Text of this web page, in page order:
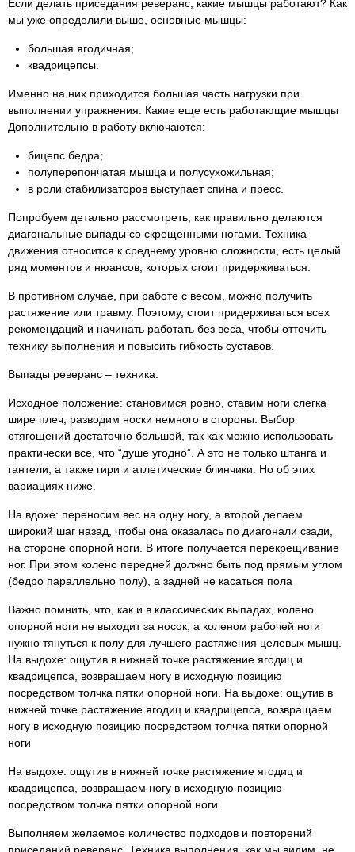
Если делать приседания реверанс, какие мышцы работают? Как
мы уже определили выше, основные мышцы:
большая ягодичная;
квадрицепсы.
Именно на них приходится большая часть нагрузки при
выполнении упражнения. Какие еще есть работающие мышцы
Дополнительно в работу включаются:
бицепс бедра;
полуперепончатая мышца и полусухожильная;
в роли стабилизаторов выступает спина и пресс.
Попробуем детально рассмотреть, как правильно делаются
диагональные выпады со скрещенными ногами. Техника
движения относится к среднему уровню сложности, есть целый
ряд моментов и нюансов, которых стоит придерживаться.
В противном случае, при работе с весом, можно получить
растяжение или травму. Поэтому, стоит придерживаться всех
рекомендаций и начинать работать без веса, чтобы отточить
технику выполнения и повысить гибкость суставов.
Выпады реверанс – техника:
Исходное положение: становимся ровно, ставим ноги слегка
шире плеч, разводим носки немного в стороны. Выбор
отягощений достаточно большой, так как можно использовать
практически все, что “душе угодно”. А это не только штанга и
гантели, а также гири и атлетические блинчики. Но об этих
вариациях ниже.
На вдохе: переносим вес на одну ногу, а второй делаем
широкий шаг назад, чтобы она оказалась по диагонали сзади,
на стороне опорной ноги. В итоге получается перекрещивание
ног. При этом колено передней должно быть под прямым углом
(бедро параллельно полу), а задней не касаться пола
Важно помнить, что, как и в классических выпадах, колено
опорной ноги не выходит за носок, а коленом рабочей ноги
нужно тянуться к полу для лучшего растяжения целевых мышц.
На выдохе: ощутив в нижней точке растяжение ягодиц и
квадрицепса, возвращаем ногу в исходную позицию
посредством толчка пятки опорной ноги. На выдохе: ощутив в
нижней точке растяжение ягодиц и квадрицепса, возвращаем
ногу в исходную позицию посредством толчка пятки опорной
ноги
На выдохе: ощутив в нижней точке растяжение ягодиц и
квадрицепса, возвращаем ногу в исходную позицию
посредством толчка пятки опорной ноги.
Выполняем желаемое количество подходов и повторений